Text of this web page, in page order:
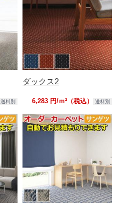
送料別
ダックス2
6,283 円/ｍ²（税込） 送料別